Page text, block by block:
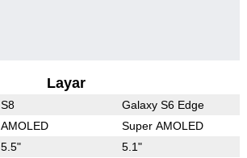
Layar
S8 Galaxy S6 Edge
AMOLED Super AMOLED
5.5" 5.1"